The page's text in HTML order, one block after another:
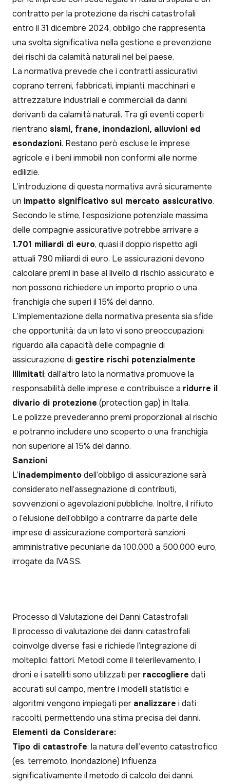
contratto per la protezione da rischi catastrofali
entro il 31 dicembre 2024, obbligo che rappresenta
una svolta significativa nella gestione e prevenzione
dei rischi da calamità naturali nel bel paese.
La normativa prevede che i contratti assicurativi
coprano terreni, fabbricati, impianti, macchinari e
attrezzature industriali e commerciali da danni
derivanti da calamità naturali. Tra gli eventi coperti
rientrano sismi, frane, inondazioni, alluvioni ed
esondazioni. Restano però escluse le imprese
agricole e i beni immobili non conformi alle norme
edilizie.
L’introduzione di questa normativa avrà sicuramente
un impatto significativo sul mercato assicurativo.
Secondo le stime, l’esposizione potenziale massima
delle compagnie assicurative potrebbe arrivare a
1.701 miliardi di euro, quasi il doppio rispetto agli
attuali 790 miliardi di euro. Le assicurazioni devono
calcolare premi in base al livello di rischio assicurato e
non possono richiedere un importo proprio o una
franchigia che superi il 15% del danno.
L’implementazione della normativa presenta sia sfide
che opportunità: da un lato vi sono preoccupazioni
riguardo alla capacità delle compagnie di
assicurazione di gestire rischi potenzialmente
illimitati; dall’altro lato la normativa promuove la
responsabilità delle imprese e contribuisce a ridurre il
divario di protezione (protection gap) in Italia.
Le polizze prevederanno premi proporzionali al rischio
e potranno includere uno scoperto o una franchigia
non superiore al 15% del danno.
Sanzioni
L’inadempimentodell’obbligo di assicurazione sarà
considerato nell’assegnazione di contributi,
sovvenzioni o agevolazioni pubbliche. Inoltre, il rifiuto
o l’elusione dell’obbligo a contrarre da parte delle
imprese di assicurazione comporterà sanzioni
amministrative pecuniarie da 100.000 a 500.000 euro,
irrogate da IVASS.
Processo di Valutazione dei Danni Catastrofali
Il processo di valutazione dei danni catastrofali
coinvolge diverse fasi e richiede l’integrazione di
molteplici fattori. Metodi come il telerilevamento, i
droni e i satelliti sono utilizzati per raccogliere dati
accurati sul campo, mentre i modelli statistici e
algoritmi vengono impiegati per analizzare i dati
raccolti, permettendo una stima precisa dei danni.
Elementi da Considerare:
Tipo di catastrofe: la natura dell’evento catastrofico
(es. terremoto, inondazione) influenza
significativamente il metodo di calcolo dei danni.